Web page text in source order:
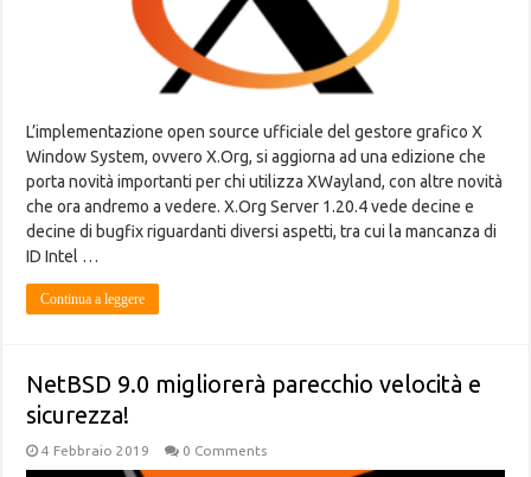
L’implementazione open source ufficiale del gestore grafico X
Window System, ovvero X.Org, si aggiorna ad una edizione che
porta novità importanti per chi utilizza XWayland, con altre novità
che ora andremo a vedere. X.Org Server 1.20.4 vede decine e
decine di bugfix riguardanti diversi aspetti, tra cui la mancanza di
ID Intel …
Continua a leggere
NetBSD 9.0 migliorerà parecchio velocità e
sicurezza!
4 Febbraio 2019 0 Comments